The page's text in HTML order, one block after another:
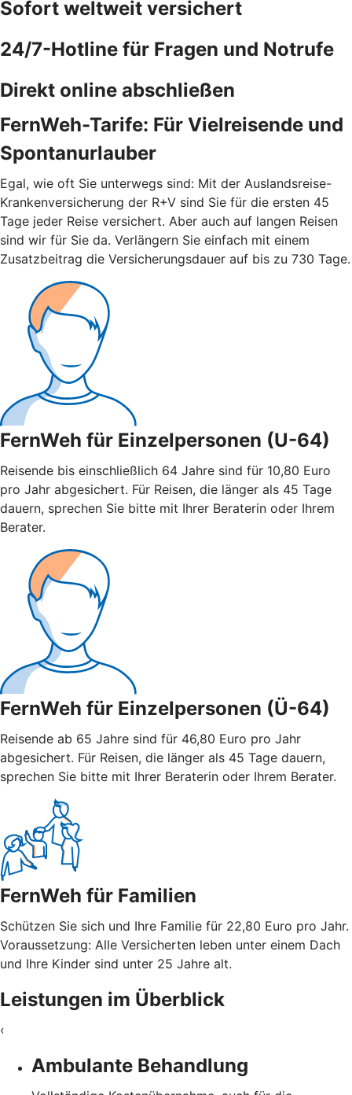
Sofort weltweit versichert
24/7-Hotline für Fragen und Notrufe
Direkt online abschließen
FernWeh-Tarife: Für Vielreisende und
Spontanurlauber
Egal, wie oft Sie unterwegs sind: Mit der Auslandsreise-
Krankenversicherung der R+V sind Sie für die ersten 45
Tage jeder Reise versichert. Aber auch auf langen Reisen
sind wir für Sie da. Verlängern Sie einfach mit einem
Zusatzbeitrag die Versicherungsdauer auf bis zu 730 Tage.
FernWeh für Einzelpersonen (U-64)
Reisende bis einschließlich 64 Jahre sind für 10,80 Euro
pro Jahr abgesichert. Für Reisen, die länger als 45 Tage
dauern, sprechen Sie bitte mit Ihrer Beraterin oder Ihrem
Berater.
FernWeh für Einzelpersonen (Ü-64)
Reisende ab 65 Jahre sind für 46,80 Euro pro Jahr
abgesichert. Für Reisen, die länger als 45 Tage dauern,
sprechen Sie bitte mit Ihrer Beraterin oder Ihrem Berater.
FernWeh für Familien
Schützen Sie sich und Ihre Familie für 22,80 Euro pro Jahr.
Voraussetzung: Alle Versicherten leben unter einem Dach
und Ihre Kinder sind unter 25 Jahre alt.
Leistungen im Überblick
‹
Ambulante Behandlung